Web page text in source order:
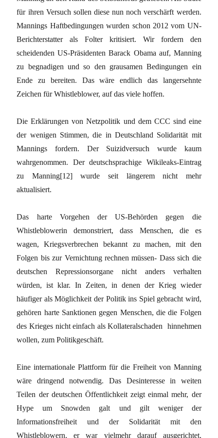
für ihren Versuch sollen diese nun noch verschärft werden.
Mannings Haftbedingungen wurden schon 2012 vom UN-
Berichterstatter als Folter kritisiert. Wir fordern den
scheidenden US-Präsidenten Barack Obama auf, Manning
zu begnadigen und so den grausamen Bedingungen ein
Ende zu bereiten. Das wäre endlich das langersehnte
Zeichen für Whistleblower, auf das viele hoffen.
Die Erklärungen von Netzpolitik und dem CCC sind eine
der wenigen Stimmen, die in Deutschland Solidarität mit
Mannings fordern. Der Suizidversuch wurde kaum
wahrgenommen. Der deutschsprachige Wikileaks-Eintrag
zu Manning[12]wurde seit längerem nicht mehr
aktualisiert.
Das harte Vorgehen der US-Behörden gegen die
Whistleblowerin demonstriert, dass Menschen, die es
wagen, Kriegsverbrechen bekannt zu machen, mit den
Folgen bis zur Vernichtung rechnen müssen- Dass sich die
deutschen Repressionsorgane nicht anders verhalten
würden, ist klar. In Zeiten, in denen der Krieg wieder
häufiger als Möglichkeit der Politik ins Spiel gebracht wird,
gehören harte Sanktionen gegen Menschen, die die Folgen
des Krieges nicht einfach als Kollateralschaden hinnehmen
wollen, zum Politikgeschäft.
Eine internationale Plattform für die Freiheit von Manning
wäre dringend notwendig. Das Desinteresse in weiten
Teilen der deutschen Öffentlichkeit zeigt einmal mehr, der
Hype um Snowden galt und gilt weniger der
Informationsfreiheit und der Solidarität mit den
Whistleblowern, er war vielmehr darauf ausgerichtet,